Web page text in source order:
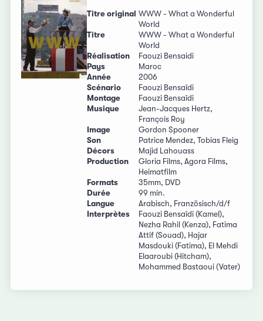
Titre original WWW - What a Wonderful
World
Titre
WWW - What a Wonderful
World
Réalisation
Faouzi Bensaidi
Pays
Maroc
Année
2006
Scénario
Faouzi Bensaïdi
Montage
Faouzi Bensaïdi
Musique
Jean-Jacques Hertz,
François Roy
Image
Gordon Spooner
Son
Patrice Mendez, Tobias Fleig
Décors
Majid Lahouass
Production
Gloria Films, Agora Films,
Heimatfilm
Formats
35mm, DVD
Durée
99 min.
Langue
Arabisch, Französisch/d/f
Interprètes
Faouzi Bensaïdi (Kamel),
Nezha Rahil (Kenza), Fatima
Attif (Souad), Hajar
Masdouki (Fatima), El Mehdi
Elaaroubi (Hitcham),
Mohammed Bastaoui (Vater)